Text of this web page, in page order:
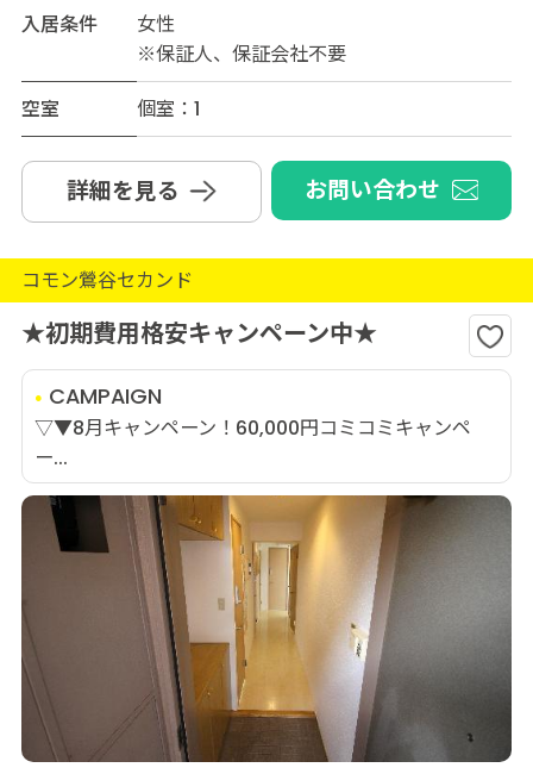
入居条件
女性
※保証人、保証会社不要
空室
個室：1
詳細を見る お問い合わせ
コモン鶯谷セカンド
★初期費用格安キャンペーン中★
CAMPAIGN
▽▼8月キャンペーン！60,000円コミコミキャンペ
ー...